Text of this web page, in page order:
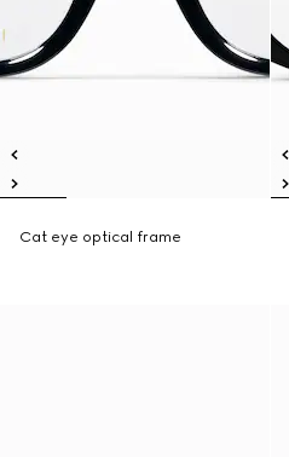
Cat eye optical frame